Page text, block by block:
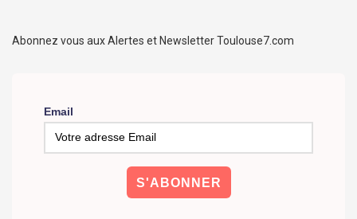
Abonnez vous aux Alertes et Newsletter Toulouse7.com
Email